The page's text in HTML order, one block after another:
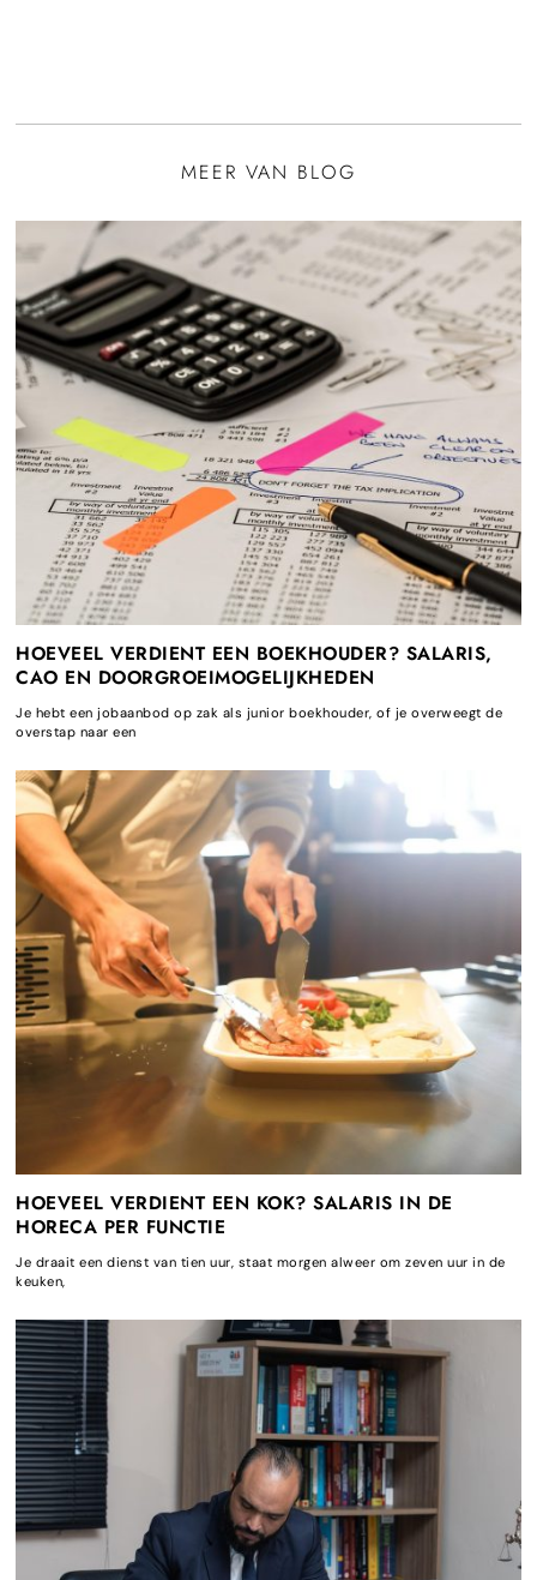
MEER VAN BLOG
HOEVEEL VERDIENT EEN BOEKHOUDER? SALARIS,
CAO EN DOORGROEIMOGELIJKHEDEN
Je hebt een jobaanbod op zak als junior boekhouder, of je overweegt de
overstap naar een
HOEVEEL VERDIENT EEN KOK? SALARIS IN DE
HORECA PER FUNCTIE
Je draait een dienst van tien uur, staat morgen alweer om zeven uur in de
keuken,